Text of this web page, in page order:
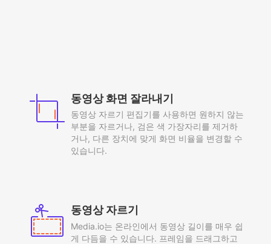
동영상 화면 잘라내기
동영상 자르기 편집기를 사용하면 원하지 않는
부분을 자르거나, 검은 색 가장자리를 제거하
거나, 다른 장치에 맞게 화면 비율을 변경할 수
있습니다.
동영상 자르기
Media.io는 온라인에서 동영상 길이를 매우 쉽
게 다듬을 수 있습니다. 프레임을 드래그하고